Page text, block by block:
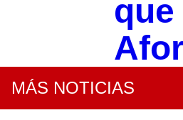
MÁS NOTICIAS